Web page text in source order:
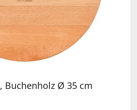
Buchenholz Ø 35 cm